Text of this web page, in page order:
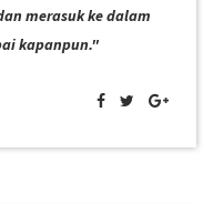
merasuk ke dalam
kapanpun."